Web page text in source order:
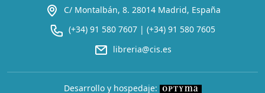
C/ Montalbán, 8. 28014 Madrid, España
(+34) 91 580 7607 | (+34) 91 580 7605
libreria@cis.es
Desarrollo y hospedaje: